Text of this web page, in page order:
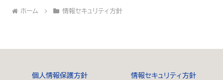
ホーム 情報セキュリティ方針
個人情報保護方針 情報セキュリティ方針